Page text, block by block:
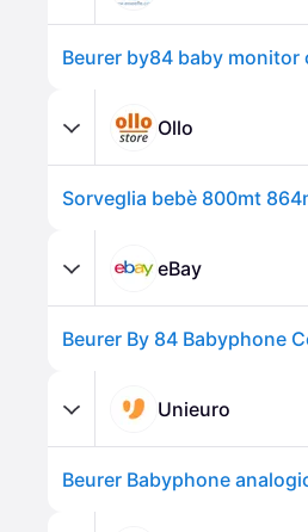
Beurer by84 baby monitor
Ollo
Sorveglia bebè 800mt
eBay
Beurer By 84 Babyphone
Unieuro
Beurer Babyphone